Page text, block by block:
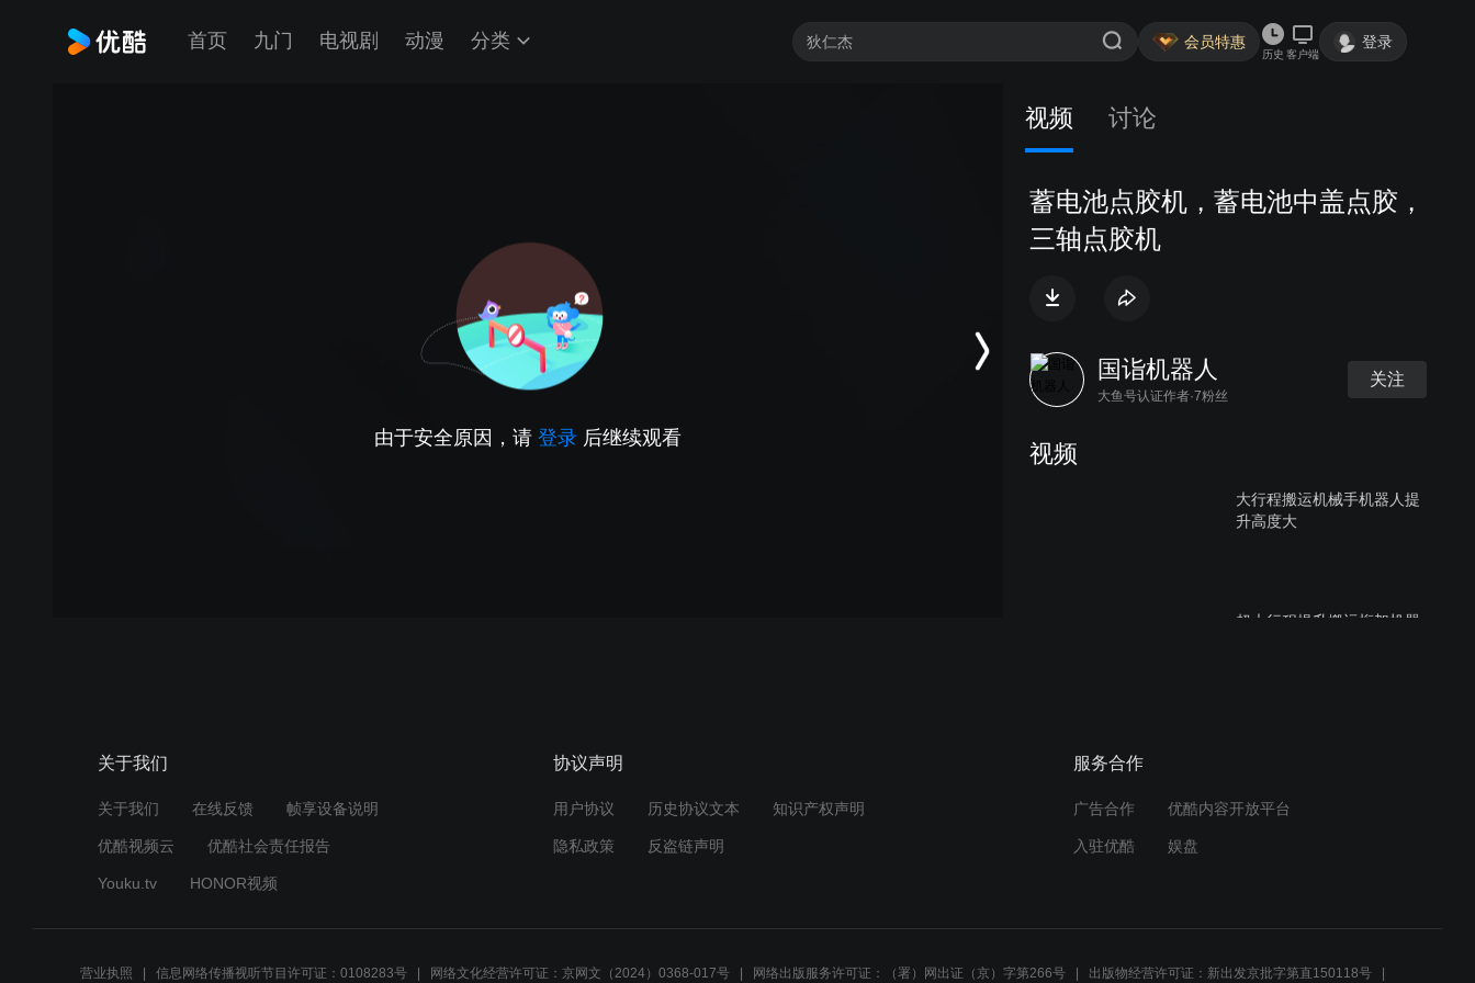
首页 九门 电视剧 动漫 分类 会员特惠
历史 客户端
登录
由于安全原因，请 登录 后继续观看
视频 讨论
蓄电池点胶机，蓄电池中盖点胶，
三轴点胶机
国诣机器人
大鱼号认证作者·7粉丝
关注
视频
大行程搬运机械手机器人提
升高度大
超大行程提升搬运桁架机器
关于我们
关于我们 在线反馈 帧享设备说明
优酷视频云 优酷社会责任报告
Youku.tv HONOR视频
协议声明
用户协议 历史协议文本 知识产权声明
隐私政策 反盗链声明
服务合作
广告合作 优酷内容开放平台
入驻优酷 娱盘
营业执照 信息网络传播视听节目许可证：0108283号 网络文化经营许可证：京网文（2024）0368-017号 网络出版服务许可证：（署）网出证（京）字第266号 出版物经营许可证：新出发京批字第直150118号